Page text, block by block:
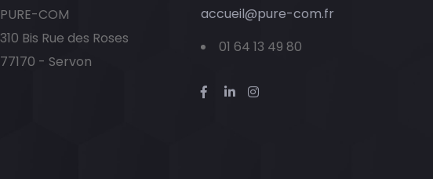
PURE-COM
310 Bis Rue des Roses
77170 - Servon
accueil@pure-com.fr
01 64 13 49 80